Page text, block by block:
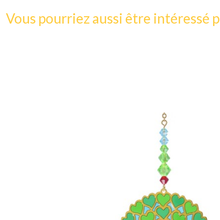
Vous pourriez aussi être intéressé